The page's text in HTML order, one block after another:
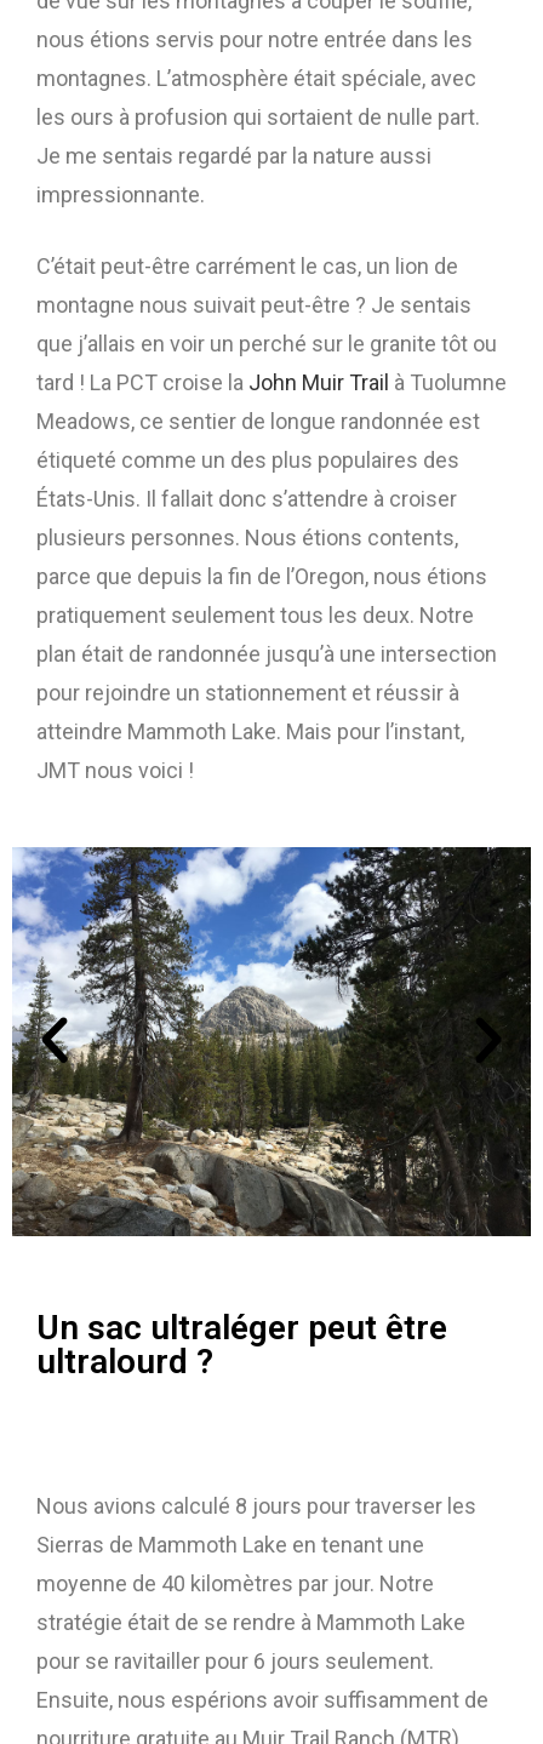
nous étions servis pour notre entrée dans les
montagnes. L’atmosphère était spéciale, avec
les ours à profusion qui sortaient de nulle part.
Je me sentais regardé par la nature aussi
impressionnante.
C’était peut-être carrément le cas, un lion de
montagne nous suivait peut-être ? Je sentais
que j’allais en voir un perché sur le granite tôt ou
tard ! La PCT croise la John Muir Trail à Tuolumne
Meadows, ce sentier de longue randonnée est
étiqueté comme un des plus populaires des
États-Unis. Il fallait donc s’attendre à croiser
plusieurs personnes. Nous étions contents,
parce que depuis la fin de l’Oregon, nous étions
pratiquement seulement tous les deux. Notre
plan était de randonnée jusqu’à une intersection
pour rejoindre un stationnement et réussir à
atteindre Mammoth Lake. Mais pour l’instant,
JMT nous voici !
Un sac ultraléger peut être
ultralourd ?
Nous avions calculé 8 jours pour traverser les
Sierras de Mammoth Lake en tenant une
moyenne de 40 kilomètres par jour. Notre
stratégie était de se rendre à Mammoth Lake
pour se ravitailler pour 6 jours seulement.
Ensuite, nous espérions avoir suffisamment de
nourriture gratuite au Muir Trail Ranch (MTR)